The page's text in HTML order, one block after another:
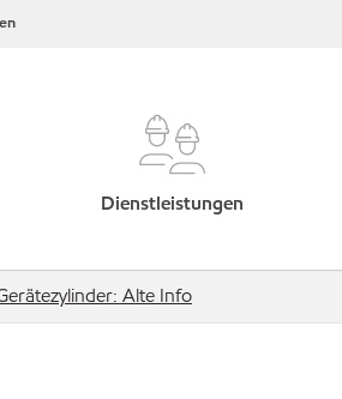
Dienstleistungen
Alte Info